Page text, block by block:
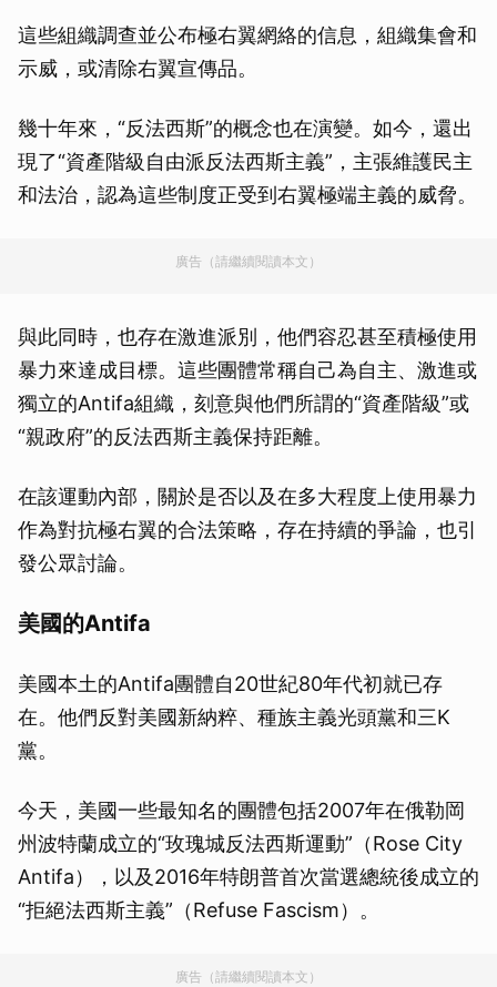
這些組織調查並公布極右翼網絡的信息，組織集會和
示威，或清除右翼宣傳品。
幾十年來，“反法西斯”的概念也在演變。如今，還出
現了“資產階級自由派反法西斯主義”，主張維護民主
和法治，認為這些制度正受到右翼極端主義的威脅。
廣告（請繼續閱讀本文）
與此同時，也存在激進派別，他們容忍甚至積極使用
暴力來達成目標。這些團體常稱自己為自主、激進或
獨立的Antifa組織，刻意與他們所謂的“資產階級”或
“親政府”的反法西斯主義保持距離。
在該運動內部，關於是否以及在多大程度上使用暴力
作為對抗極右翼的合法策略，存在持續的爭論，也引
發公眾討論。
美國的Antifa
美國本土的Antifa團體自20世紀80年代初就已存
在。他們反對美國新納粹、種族主義光頭黨和三K
黨。
今天，美國一些最知名的團體包括2007年在俄勒岡
州波特蘭成立的“玫瑰城反法西斯運動”（Rose City
Antifa），以及2016年特朗普首次當選總統後成立的
“拒絕法西斯主義”（Refuse Fascism）。
廣告（請繼續閱讀本文）